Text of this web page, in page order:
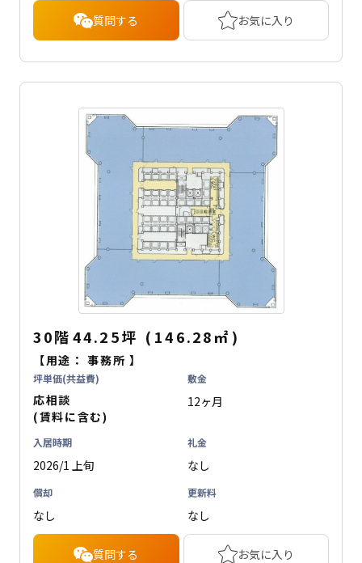
質問する お気に入り
30階44.25坪 ( 146.28㎡ )
【用途：事務所 】
坪単価(共益費)
応相談
(賃料に含む)
敷金
12ヶ月
入居時期
2026/1 上旬
礼金
なし
償却
なし
更新料
なし
質問する お気に入り